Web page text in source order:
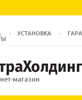
УСТАНОВКА
магазин